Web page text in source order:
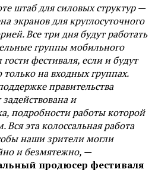
штаб для силовых структур —
экранов для круглосуточного
Все три дня будут работать
группы мобильного
фестиваля, если и будут
на входных группах.
правительства
и
подробности работы которой
эта колоссальная работа
наши зрители могли
и безмятежно, —
продюсер фестиваля